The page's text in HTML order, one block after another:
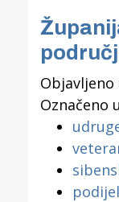
Objavljeno
Označeno u